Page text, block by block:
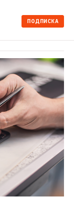
ПОДПИСКА